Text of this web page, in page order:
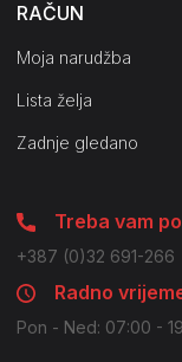
RAČUN
Moja narudžba
Lista želja
Zadnje gledano
Treba vam
+387 (0)32 691-266
Radno
Pon - Ned: 07:00 -